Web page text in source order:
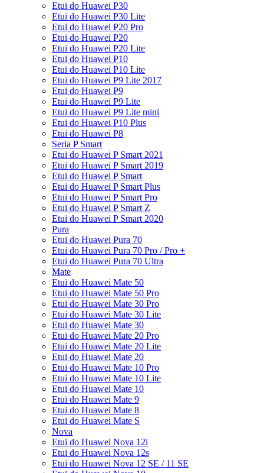
Etui do Huawei P30
Etui do Huawei P30 Lite
Etui do Huawei P20 Pro
Etui do Huawei P20
Etui do Huawei P20 Lite
Etui do Huawei P10
Etui do Huawei P10 Lite
Etui do Huawei P9 Lite 2017
Etui do Huawei P9
Etui do Huawei P9 Lite
Etui do Huawei P9 Lite mini
Etui do Huawei P10 Plus
Etui do Huawei P8
Seria P Smart
Etui do Huawei P Smart 2021
Etui do Huawei P Smart 2019
Etui do Huawei P Smart
Etui do Huawei P Smart Plus
Etui do Huawei P Smart Pro
Etui do Huawei P Smart Z
Etui do Huawei P Smart 2020
Pura
Etui do Huawei Pura 70
Etui do Huawei Pura 70 Pro / Pro +
Etui do Huawei Pura 70 Ultra
Mate
Etui do Huawei Mate 50
Etui do Huawei Mate 50 Pro
Etui do Huawei Mate 30 Pro
Etui do Huawei Mate 30 Lite
Etui do Huawei Mate 30
Etui do Huawei Mate 20 Pro
Etui do Huawei Mate 20 Lite
Etui do Huawei Mate 20
Etui do Huawei Mate 10 Pro
Etui do Huawei Mate 10 Lite
Etui do Huawei Mate 10
Etui do Huawei Mate 9
Etui do Huawei Mate 8
Etui do Huawei Mate S
Nova
Etui do Huawei Nova 12i
Etui do Huawei Nova 12s
Etui do Huawei Nova 12 SE / 11 SE